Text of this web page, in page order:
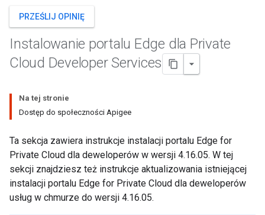
PRZEŚLIJ OPINIĘ
Instalowanie portalu Edge dla Private
Cloud Developer Services
Na tej stronie
Dostęp do społeczności Apigee
Ta sekcja zawiera instrukcje instalacji portalu Edge for
Private Cloud dla deweloperów w wersji 4.16.05. W tej
sekcji znajdziesz też instrukcje aktualizowania istniejącej
instalacji portalu Edge for Private Cloud dla deweloperów
usług w chmurze do wersji 4.16.05.